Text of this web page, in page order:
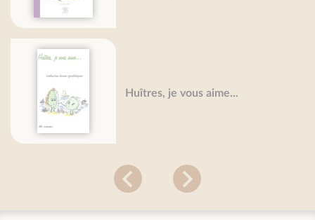
Huîtres, je vous aime...